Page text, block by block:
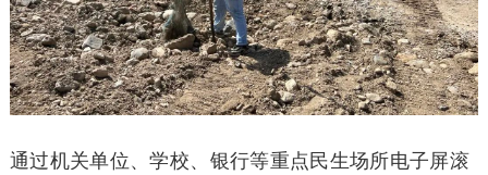
通过机关单位、学校、银行等重点民生场所电子屏滚